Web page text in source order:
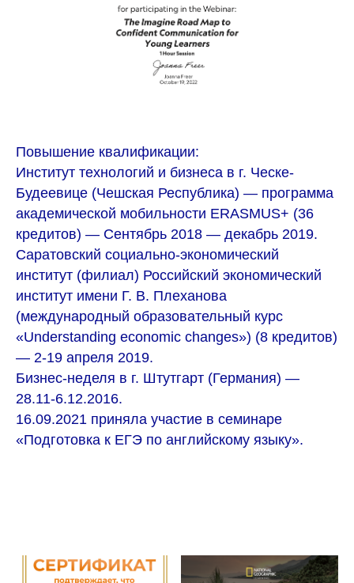
Повышение квалификации:
Институт технологий и бизнеса в г. Ческе-
Будеевице (Чешская Республика) — программа
академической мобильности ERASMUS+ (36
кредитов) — Сентябрь 2018 — декабрь 2019.
Саратовский социально-экономический
институт (филиал) Российский экономический
институт имени Г. В. Плеханова
(международный образовательный курс
«Understanding economic changes») (8 кредитов)
— 2-19 апреля 2019.
Бизнес-неделя в г. Штутгарт (Германия) —
28.11-6.12.2016.
16.09.2021 принялa участие в семинаре
«Подготовка к ЕГЭ по английскому языку».